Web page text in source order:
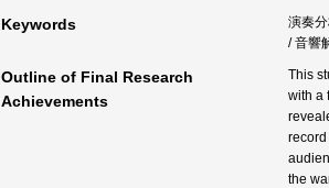
Keywords
演奏
/ 音響
Outline of Final Research
Achievements
This
with a
the